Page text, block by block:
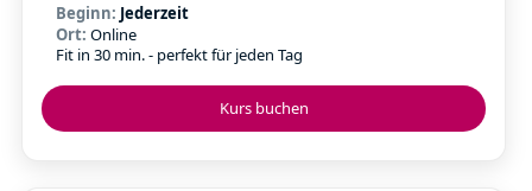
Kurs buchen
Beginn: Jederzeit
Ort: Online
Fit in 30 min. - perfekt für jeden Tag